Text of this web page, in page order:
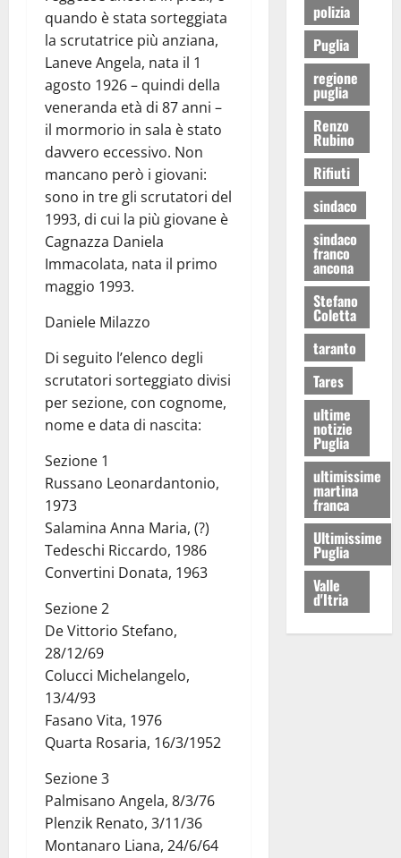
quando è stata sorteggiata
la scrutatrice più anziana,
Laneve Angela, nata il 1
agosto 1926 – quindi della
veneranda età di 87 anni –
il mormorio in sala è stato
davvero eccessivo. Non
mancano però i giovani:
sono in tre gli scrutatori del
1993, di cui la più giovane è
Cagnazza Daniela
Immacolata, nata il primo
maggio 1993.
Daniele Milazzo
Di seguito l’elenco degli
scrutatori sorteggiato divisi
per sezione, con cognome,
nome e data di nascita:
Sezione 1
Russano Leonardantonio,
1973
Salamina Anna Maria, (?)
Tedeschi Riccardo, 1986
Convertini Donata, 1963
Sezione 2
De Vittorio Stefano,
28/12/69
Colucci Michelangelo,
13/4/93
Fasano Vita, 1976
Quarta Rosaria, 16/3/1952
Sezione 3
Palmisano Angela, 8/3/76
Plenzik Renato, 3/11/36
Montanaro Liana, 24/6/64
polizia
Puglia
regione
puglia
Renzo
Rubino
Rifiuti
sindaco
sindaco
franco
ancona
Stefano
Coletta
taranto
Tares
ultime
notizie
Puglia
ultimissime
martina
franca
Ultimissime
Puglia
Valle
d'Itria